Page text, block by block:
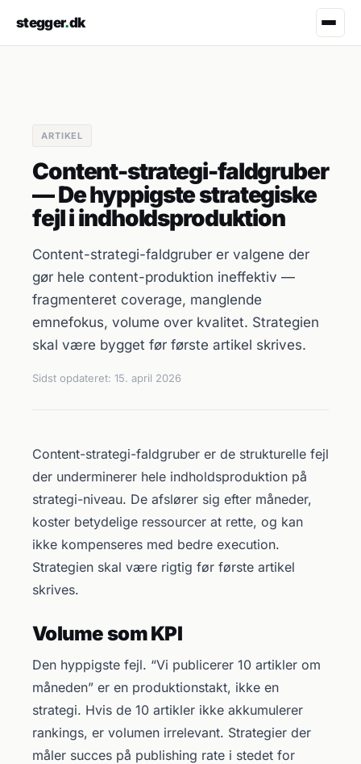
stegger.dk
ARTIKEL
Content-strategi-faldgruber
— De hyppigste strategiske
fejl i indholdsproduktion
Content-strategi-faldgruber er valgene der
gør hele content-produktion ineffektiv —
fragmenteret coverage, manglende
emnefokus, volume over kvalitet. Strategien
skal være bygget før første artikel skrives.
Sidst opdateret: 15. april 2026
Content-strategi-faldgruber er de strukturelle fejl
der underminerer hele indholdsproduktion på
strategi-niveau. De afslører sig efter måneder,
koster betydelige ressourcer at rette, og kan
ikke kompenseres med bedre execution.
Strategien skal være rigtig før første artikel
skrives.
Volume som KPI
Den hyppigste fejl. “Vi publicerer 10 artikler om
måneden” er en produktionstakt, ikke en
strategi. Hvis de 10 artikler ikke akkumulerer
rankings, er volumen irrelevant. Strategier der
måler succes på publishing rate i stedet for